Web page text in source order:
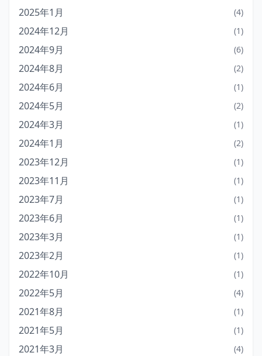
2025年1月 (4)
2024年12月 (1)
2024年9月 (6)
2024年8月 (2)
2024年6月 (1)
2024年5月 (2)
2024年3月 (1)
2024年1月 (2)
2023年12月 (1)
2023年11月 (1)
2023年7月 (1)
2023年6月 (1)
2023年3月 (1)
2023年2月 (1)
2022年10月 (1)
2022年5月 (4)
2021年8月 (1)
2021年5月 (1)
2021年3月 (4)